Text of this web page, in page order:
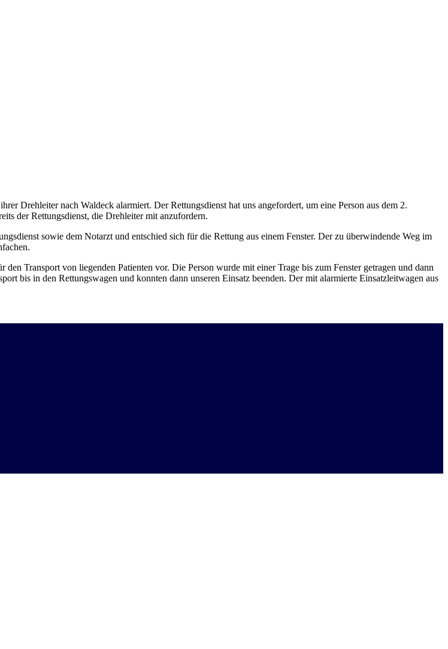
Drehleiter nach Waldeck alarmiert. Der Rettungsdienst hat uns angefordert, um eine Person aus dem 2.
der Rettungsdienst, die Drehleiter mit anzufordern.
sowie dem Notarzt und entschied sich für die Rettung aus einem Fenster. Der zu überwindende Weg im
Transport von liegenden Patienten vor. Die Person wurde mit einer Trage bis zum Fenster getragen und dann
bis in den Rettungswagen und konnten dann unseren Einsatz beenden. Der mit alarmierte Einsatzleitwagen aus